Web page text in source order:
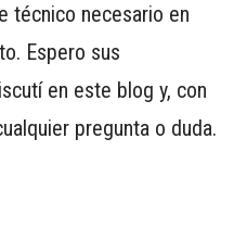
técnico necesario en
Espero sus
en este blog y, con
pregunta o duda.